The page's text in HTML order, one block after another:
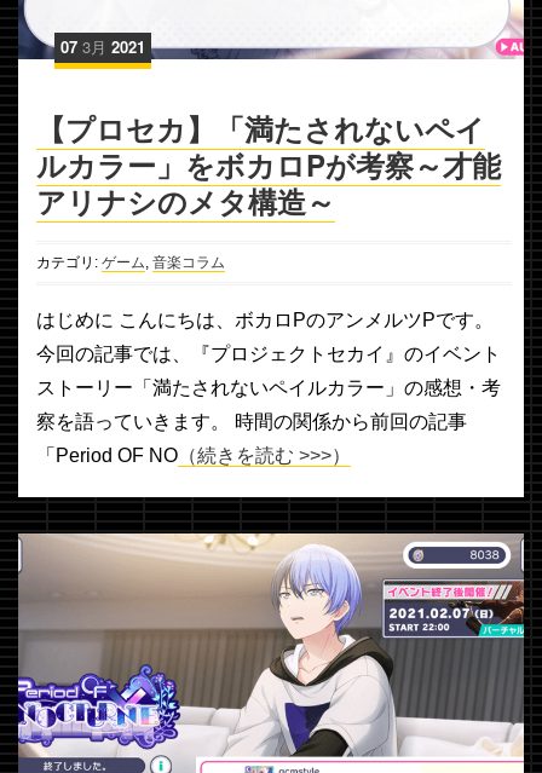
07 3月 2021
【プロセカ】「満たされないペイ
ルカラー」をボカロPが考察～才能
アリナシのメタ構造～
カテゴリ: ゲーム 音楽コラム
はじめに こんにちは、ボカロPのアンメルツPです。
今回の記事では、『プロジェクトセカイ』のイベント
ストーリー「満たされないペイルカラー」の感想・考
察を語っていきます。 時間の関係から前回の記事
「Period OF NO （続きを読む >>>）